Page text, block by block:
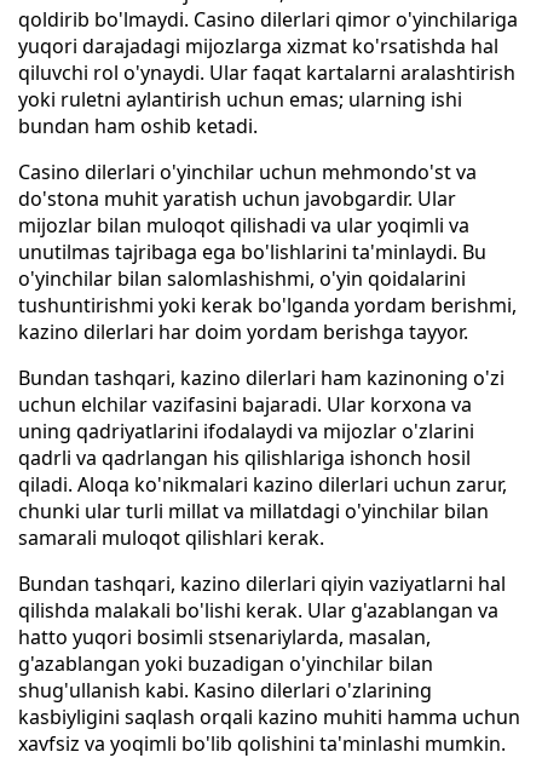
qoldirib bo'lmaydi. Casino dilerlari qimor o'yinchilariga
yuqori darajadagi mijozlarga xizmat ko'rsatishda hal
qiluvchi rol o'ynaydi. Ular faqat kartalarni aralashtirish
yoki ruletni aylantirish uchun emas; ularning ishi
bundan ham oshib ketadi.
Casino dilerlari o'yinchilar uchun mehmondo'st va
do'stona muhit yaratish uchun javobgardir. Ular
mijozlar bilan muloqot qilishadi va ular yoqimli va
unutilmas tajribaga ega bo'lishlarini ta'minlaydi. Bu
o'yinchilar bilan salomlashishmi, o'yin qoidalarini
tushuntirishmi yoki kerak bo'lganda yordam berishmi,
kazino dilerlari har doim yordam berishga tayyor.
Bundan tashqari, kazino dilerlari ham kazinoning o'zi
uchun elchilar vazifasini bajaradi. Ular korxona va
uning qadriyatlarini ifodalaydi va mijozlar o'zlarini
qadrli va qadrlangan his qilishlariga ishonch hosil
qiladi. Aloqa ko'nikmalari kazino dilerlari uchun zarur,
chunki ular turli millat va millatdagi o'yinchilar bilan
samarali muloqot qilishlari kerak.
Bundan tashqari, kazino dilerlari qiyin vaziyatlarni hal
qilishda malakali bo'lishi kerak. Ular g'azablangan va
hatto yuqori bosimli stsenariylarda, masalan,
g'azablangan yoki buzadigan o'yinchilar bilan
shug'ullanish kabi. Kasino dilerlari o'zlarining
kasbiyligini saqlash orqali kazino muhiti hamma uchun
xavfsiz va yoqimli bo'lib qolishini ta'minlashi mumkin.